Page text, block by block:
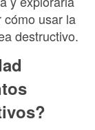
usar la
destructivo.